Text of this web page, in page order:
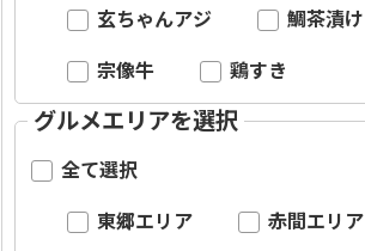
玄ちゃんアジ 鯛茶漬け
宗像牛 鶏すき
グルメエリアを選択
全て選択
東郷エリア 赤間エリア